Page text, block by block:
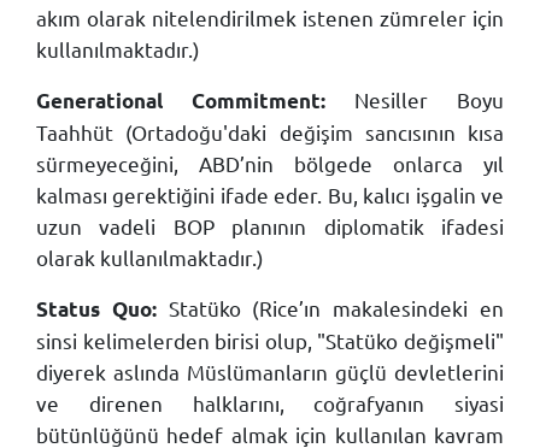
akım olarak nitelendirilmek istenen zümreler için
kullanılmaktadır.)
Generational Commitment: Nesiller Boyu
Taahhüt (Ortadoğu'daki değişim sancısının kısa
sürmeyeceğini, ABD’nin bölgede onlarca yıl
kalması gerektiğini ifade eder. Bu, kalıcı işgalin ve
uzun vadeli BOP planının diplomatik ifadesi
olarak kullanılmaktadır.)
Status Quo:Statüko (Rice’ın makalesindeki en
sinsi kelimelerden birisi olup, "Statüko değişmeli"
diyerek aslında Müslümanların güçlü devletlerini
ve direnen halklarını, coğrafyanın siyasi
bütünlüğünü hedef almak için kullanılan kavram